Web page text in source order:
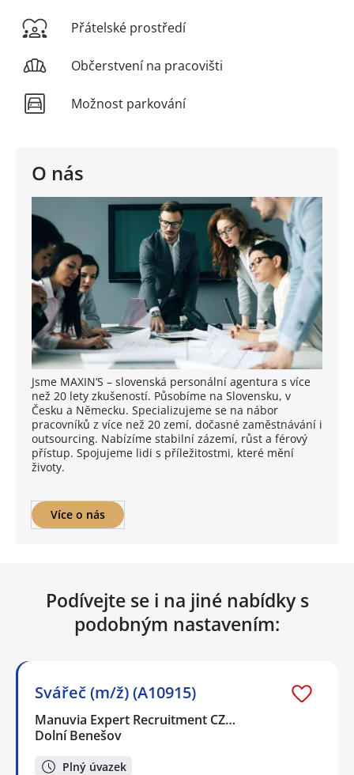
O nás
Jsme MAXIN’S – slovenská personální agentura s více
než 20 lety zkušeností. Působíme na Slovensku, v
Česku a Německu. Specializujeme se na nábor
pracovníků z více než 20 zemí, dočasné zaměstnávání i
outsourcing. Nabízíme stabilní zázemí, růst a férový
přístup. Spojujeme lidi s příležitostmi, které mění
životy.
Více o nás
Přátelské prostředí
Občerstvení na pracovišti
Možnost parkování
Podívejte se i na jiné nabídky s
podobným nastavením:
Svářeč (m/ž) (A10915)
Manuvia Expert Recruitment CZ…
Dolní Benešov
Plný úvazek